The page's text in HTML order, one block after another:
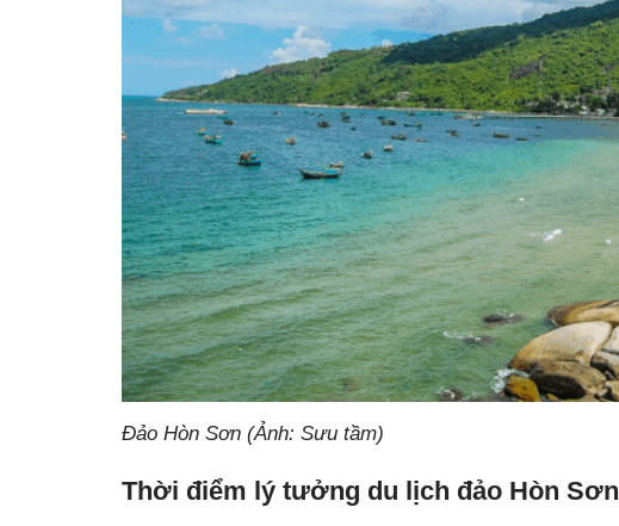
Đảo Hòn Sơn (Ảnh: Sưu tầm)
Thời điểm lý tưởng du lịch đảo Hòn Sơn